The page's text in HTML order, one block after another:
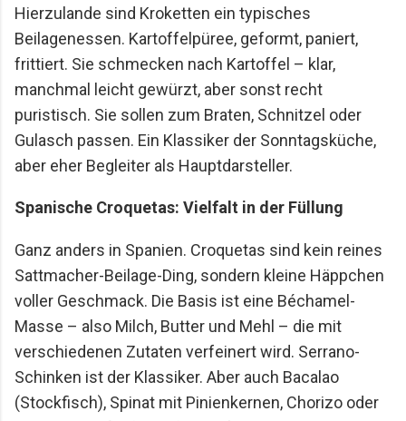
Hierzulande sind Kroketten ein typisches
Beilagenessen. Kartoffelpüree, geformt, paniert,
frittiert. Sie schmecken nach Kartoffel – klar,
manchmal leicht gewürzt, aber sonst recht
puristisch. Sie sollen zum Braten, Schnitzel oder
Gulasch passen. Ein Klassiker der Sonntagsküche,
aber eher Begleiter als Hauptdarsteller.
Spanische Croquetas: Vielfalt in der Füllung
Ganz anders in Spanien. Croquetas sind kein reines
Sattmacher-Beilage-Ding, sondern kleine Häppchen
voller Geschmack. Die Basis ist eine Béchamel-
Masse – also Milch, Butter und Mehl – die mit
verschiedenen Zutaten verfeinert wird. Serrano-
Schinken ist der Klassiker. Aber auch Bacalao
(Stockfisch), Spinat mit Pinienkernen, Chorizo oder